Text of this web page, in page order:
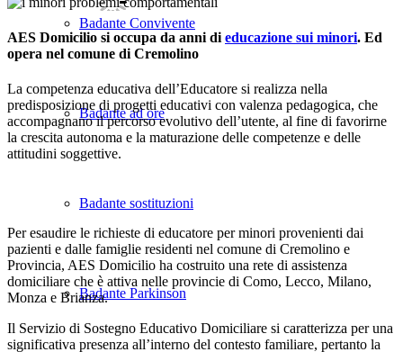
Badante Convivente
Badante ad ore
Badante sostituzioni
Badante Parkinson
AES Domicilio si occupa da anni di educazione sui minori. Ed
opera nel comune di Cremolino
La competenza educativa dell’Educatore si realizza nella
predisposizione di progetti educativi con valenza pedagogica, che
accompagnano il percorso evolutivo dell’utente, al fine di favorirne
la crescita autonoma e la maturazione delle competenze e delle
attitudini soggettive.
Per esaudire le richieste di educatore per minori provenienti dai
pazienti e dalle famiglie residenti nel comune di Cremolino e
Provincia, AES Domicilio ha costruito una rete di assistenza
domiciliare che è attiva nelle provincie di Como, Lecco, Milano,
Monza e Brianza.
Il Servizio di Sostegno Educativo Domiciliare si caratterizza per una
significativa presenza all’interno del contesto familiare, pertanto la